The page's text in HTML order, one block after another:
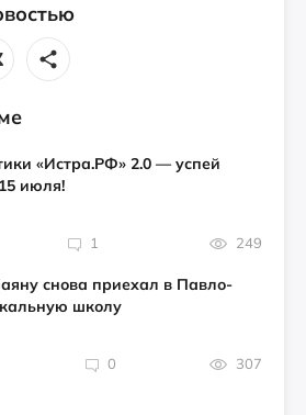
«Истра.РФ» 2.0 — успей
июля!
1 249
снова приехал в Павло-
школу
0 307